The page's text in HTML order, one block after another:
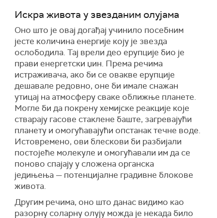
Искра живота у звезданим олујама
Оно што је овај догађај учинило посебним
јесте количина енергије коју је звезда
ослободила. Тај врели део ерупције био је
прави енергетски џин. Према речима
истраживача, ако би се овакве ерупције
дешавале редовно, оне би имале снажан
утицај на атмосферу сваке оближње планете.
Могле би да покрену хемијске реакције које
стварају гасове стаклене баште, загревајући
планету и омогућавајући опстанак течне воде.
Истовремено, ови блескови би разбијали
постојеће молекуле и омогућавали им да се
поново спајају у сложена органска
једињења — потенцијалне градивне блокове
живота.
Другим речима, оно што данас видимо као
разорну соларну олују можда је некада било